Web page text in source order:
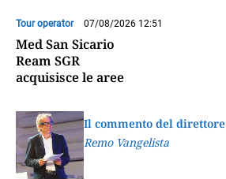
Tour operator 07/08/2026 12:51
Med San Sicario
Ream SGR
acquisisce le aree
Il commento del direttore
Remo Vangelista